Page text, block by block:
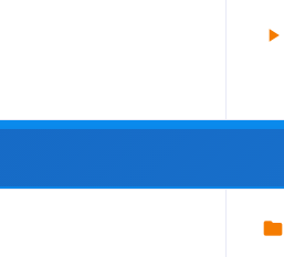
play_arrow
folder